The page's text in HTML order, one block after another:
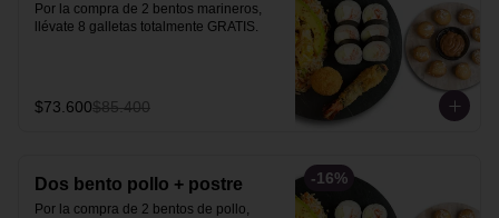
Por la compra de 2 bentos marineros,
llévate 8 galletas totalmente GRATIS.
$73.600$85.400
-16%
Dos bento pollo + postre
Por la compra de 2 bentos de pollo,